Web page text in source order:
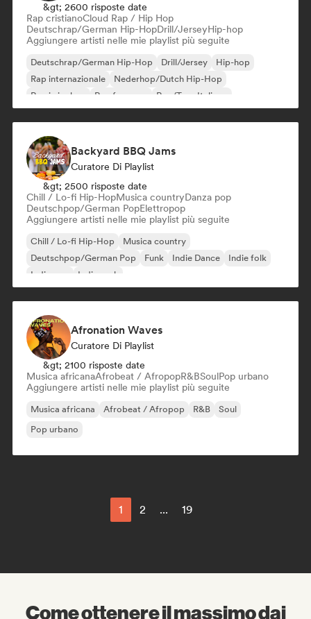
&gt; 2600 risposte date
Rap cristianoCloud Rap / Hip Hop
Deutschrap/German Hip-HopDrill/JerseyHip-hop
Aggiungere artisti nelle mie playlist più seguite
Deutschrap/German Hip-Hop Drill/Jersey
Hip-hop
Rap internazionale
Nederhop/Dutch Hip-Hop
Rap in inglese
Rap francese Rap/Trap Italiano
Backyard BBQ Jams
Curatore Di Playlist
&gt; 2500 risposte date
Chill / Lo-fi Hip-HopMusica countryDanza pop
Deutschpop/German PopElettropop
Aggiungere artisti nelle mie playlist più seguite
Chill / Lo-fi Hip-Hop
Musica country
Deutschpop/German Pop
Funk Indie Dance
Indie folk
Indie pop
Indie rock
Afronation Waves
Curatore Di Playlist
&gt; 2100 risposte date
Musica africanaAfrobeat / AfropopR&BSoulPop urbano
Aggiungere artisti nelle mie playlist più seguite
Musica africana Afrobeat / Afropop R&B
Soul
Pop urbano
1 2 ... 19
Come ottenere il massimo dai